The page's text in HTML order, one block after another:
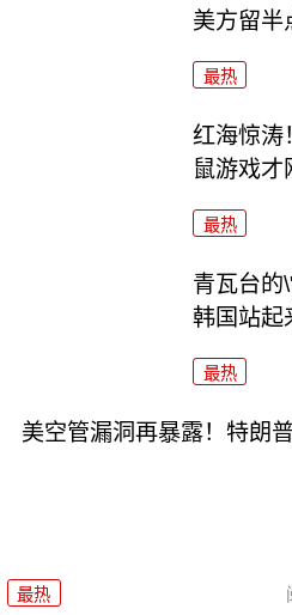
美方留半
最热
红海惊涛
鼠游戏才
最热
青瓦台的
韩国站起
最热
美空管漏洞再暴露！特朗
最热